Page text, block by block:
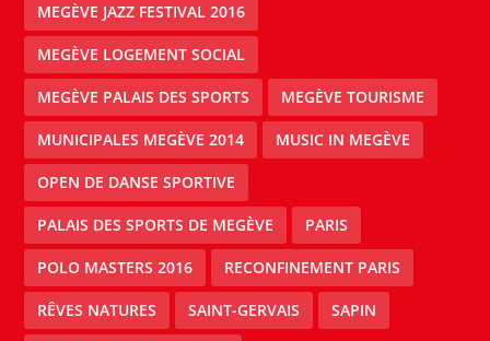
MEGÈVE JAZZ FESTIVAL 2016
MEGÈVE LOGEMENT SOCIAL
MEGÈVE PALAIS DES SPORTS MEGÈVE TOURISME
MUNICIPALES MEGÈVE 2014 MUSIC IN MEGÈVE
OPEN DE DANSE SPORTIVE
PALAIS DES SPORTS DE MEGÈVE PARIS
POLO MASTERS 2016 RECONFINEMENT PARIS
RÊVES NATURES SAINT-GERVAIS SAPIN